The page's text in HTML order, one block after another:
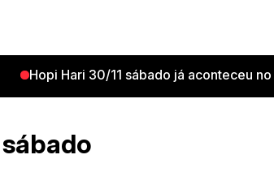
Hopi Hari 30/11 sábado já aconteceu